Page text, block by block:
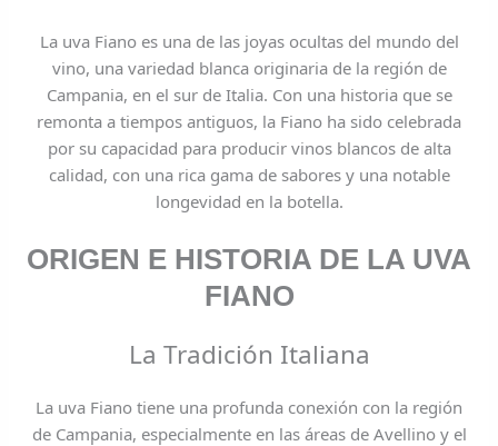
La uva Fiano es una de las joyas ocultas del mundo del
vino, una variedad blanca originaria de la región de
Campania, en el sur de Italia. Con una historia que se
remonta a tiempos antiguos, la Fiano ha sido celebrada
por su capacidad para producir vinos blancos de alta
calidad, con una rica gama de sabores y una notable
longevidad en la botella.
ORIGEN E HISTORIA DE LA UVA
FIANO
La Tradición Italiana
La uva Fiano tiene una profunda conexión con la región
de Campania, especialmente en las áreas de Avellino y el